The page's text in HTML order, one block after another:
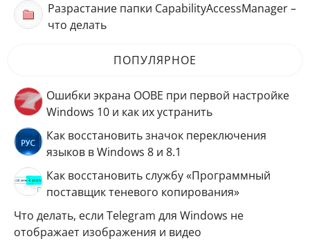
Разрастание папки CapabilityAccessManager –
что делать
ПОПУЛЯРНОЕ
Ошибки экрана OOBE при первой настройке
Windows 10 и как их устранить
Как восстановить значок переключения
языков в Windows 8 и 8.1
Как восстановить службу «Программный
поставщик теневого копирования»
Что делать, если Telegram для Windows не
отображает изображения и видео